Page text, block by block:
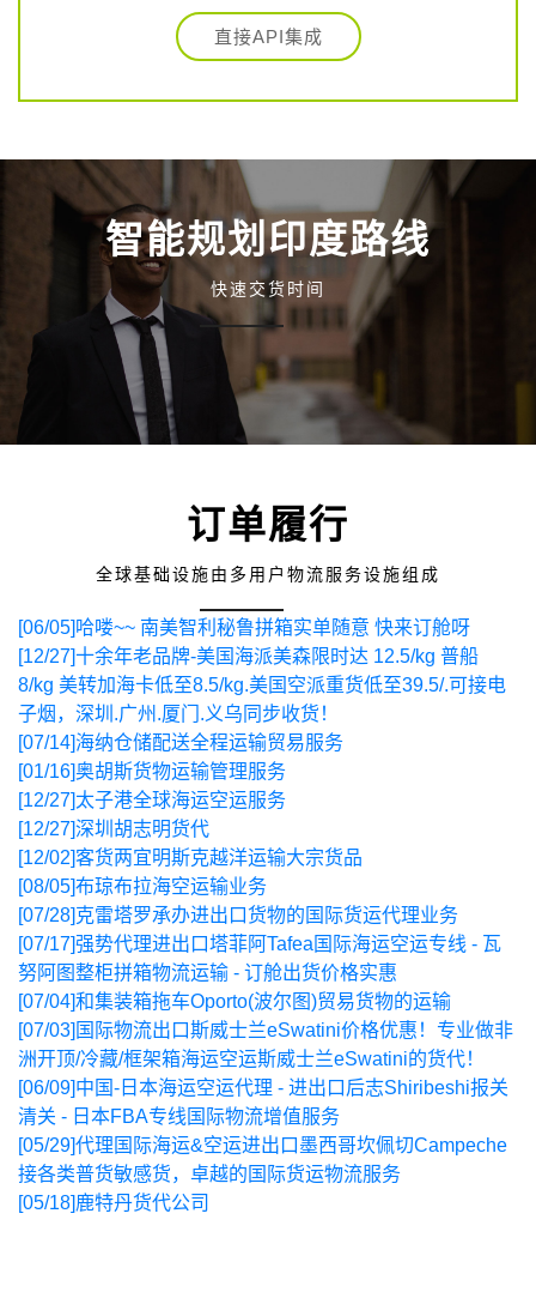
直接API集成
智能规划印度路线
快速交货时间
订单履行
全球基础设施由多用户物流服务设施组成
[06/05]哈喽~~ 南美智利秘鲁拼箱实单随意 快来订舱呀
[12/27]十余年老品牌-美国海派美森限时达 12.5/kg 普船
8/kg 美转加海卡低至8.5/kg.美国空派重货低至39.5/.可接电
子烟，深圳.广州.厦门.义乌同步收货！
[07/14]海纳仓储配送全程运输贸易服务
[01/16]奥胡斯货物运输管理服务
[12/27]太子港全球海运空运服务
[12/27]深圳胡志明货代
[12/02]客货两宜明斯克越洋运输大宗货品
[08/05]布琼布拉海空运输业务
[07/28]克雷塔罗承办进出口货物的国际货运代理业务
[07/17]强势代理进出口塔菲阿Tafea国际海运空运专线 - 瓦
努阿图整柜拼箱物流运输 - 订舱出货价格实惠
[07/04]和集装箱拖车Oporto(波尔图)贸易货物的运输
[07/03] 国际物流出口斯威士兰eSwatini价格优惠！专业做非
洲开顶/冷藏/框架箱海运空运斯威士兰eSwatini的货代！
[06/09]中国-日本海运空运代理 - 进出口后志Shiribeshi报关
清关 - 日本FBA专线国际物流增值服务
[05/29]代理国际海运&空运进出口墨西哥坎佩切Campeche
接各类普货敏感货，卓越的国际货运物流服务
[05/18]鹿特丹货代公司